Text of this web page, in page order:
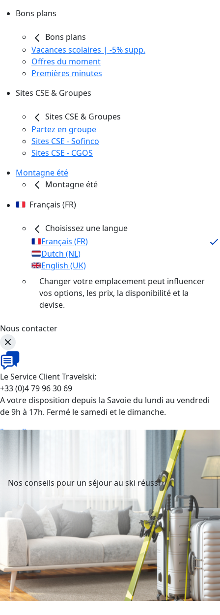
Bons plans
Bons plans
Vacances scolaires | -5% supp.
Offres du moment
Premières minutes
Sites CSE & Groupes
Sites CSE & Groupes
Partez en groupe
Sites CSE - Sofinco
Sites CSE - CGOS
Montagne été
Montagne été
Français (FR)
Choisissez une langue
Français (FR)
Dutch (NL)
English (UK)
Changer votre emplacement peut influencer
vos options, les prix, la disponibilité et la
devise.
Nous contacter
Le Service Client Travelski:
+33 (0)4 79 96 30 69
A votre disposition depuis la Savoie du lundi au vendredi
de 9h à 17h. Fermé le samedi et le dimanche.
J'appelle
Nos conseils pour un séjour au ski réussi